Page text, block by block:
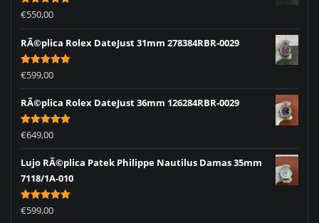
Rated5.00
out of 5
€550,00
RÃ©plica Rolex DateJust 31mm 278384RBR-0029
Rated5.00
out of 5
€599,00
RÃ©plica Rolex DateJust 36mm 126284RBR-0029
Rated5.00
out of 5
€649,00
Lujo RÃ©plica Patek Philippe Nautilus Damas 35mm
7118/1A-010
Rated5.00
out of 5
€599,00